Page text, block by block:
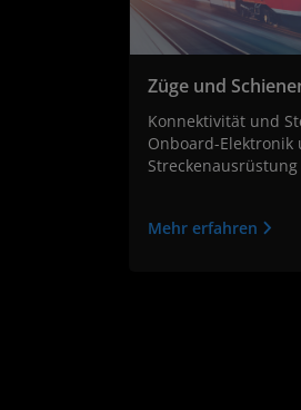
Züge und
Konnektivität und
Onboard-Elektronik
Streckenausrüstung
Mehr erfahren